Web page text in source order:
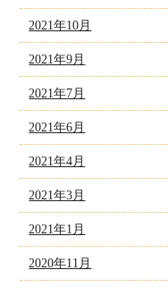
2021年10月
2021年9月
2021年7月
2021年6月
2021年4月
2021年3月
2021年1月
2020年11月